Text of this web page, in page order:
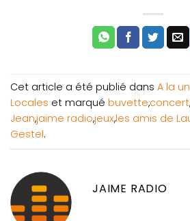
Cet article a été publié dans A la
Locales et marqué buvette,concert,
Jean,jaime radio,jeux,les amis de
Gestel.
JAIME RADIO